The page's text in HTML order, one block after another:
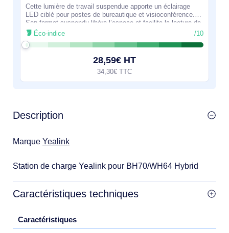
Cette lumière de travail suspendue apporte un éclairage
LED ciblé pour postes de bureautique et visioconférence.
Son format suspendu libère l’espace et facilite la lecture de
documents comme l’usage
Éco-indice /10
28,59€ HT
34,30€ TTC
Description
Marque Yealink
Station de charge Yealink pour BH70/WH64 Hybrid
Caractéristiques techniques
Caractéristiques